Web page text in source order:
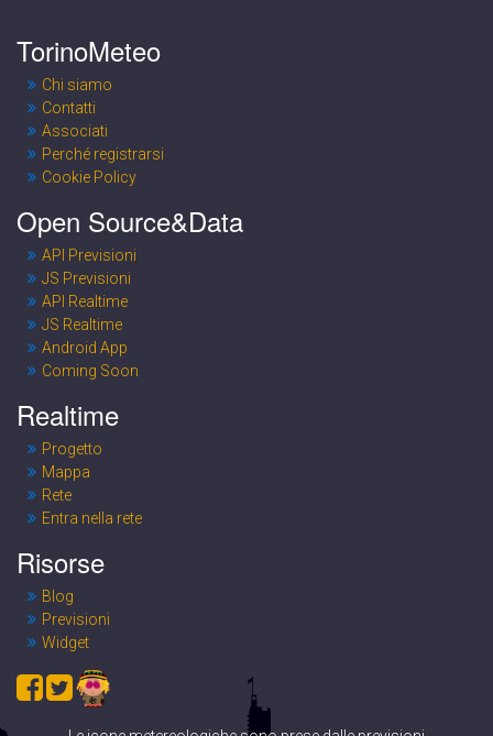
TorinoMeteo
Chi siamo
Contatti
Associati
Perché registrarsi
Cookie Policy
Open Source&Data
API Previsioni
JS Previsioni
API Realtime
JS Realtime
Android App
Coming Soon
Realtime
Progetto
Mappa
Rete
Entra nella rete
Risorse
Blog
Previsioni
Widget